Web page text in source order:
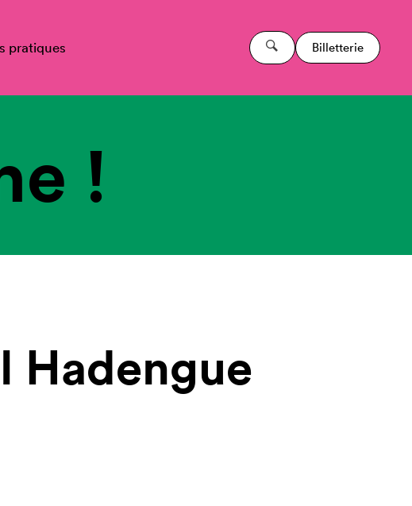
pratiques Billetterie
!
Hadengue